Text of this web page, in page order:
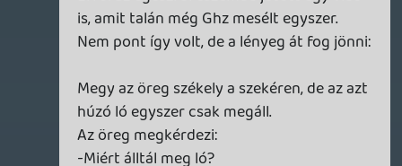
megjegyzést (nem annak szántam
egyébként).. Mikor beírtam azt a
kommentet számítottam hidegre-
liquid 2007.01.31 18:20:24
liquid 2007.01.31 18:20:24 #0oxpq